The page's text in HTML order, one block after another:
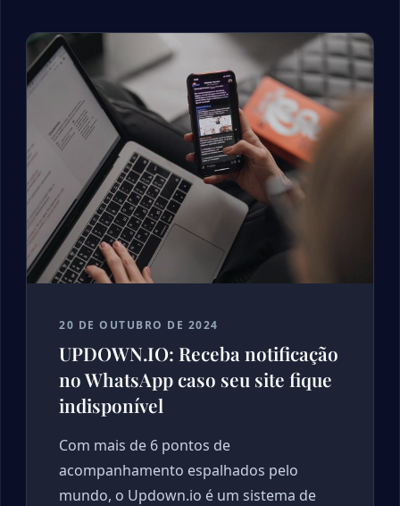
20 DE OUTUBRO DE 2024
UPDOWN.IO: Receba notificação
no WhatsApp caso seu site fique
indisponível
Com mais de 6 pontos de
acompanhamento espalhados pelo
mundo, o Updown.io é um sistema de